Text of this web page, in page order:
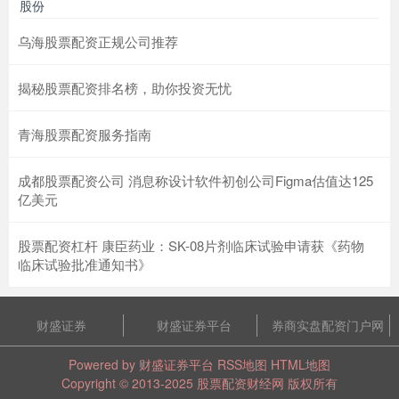
股份
乌海股票配资正规公司推荐
揭秘股票配资排名榜，助你投资无忧
青海股票配资服务指南
成都股票配资公司 消息称设计软件初创公司Figma估值达125
亿美元
股票配资杠杆 康臣药业：SK-08片剂临床试验申请获《药物
临床试验批准通知书》
财盛证券 财盛证券平台 券商实盘配资门户网
Powered by 财盛证券平台 RSS地图 HTML地图
Copyright © 2013-2025 股票配资财经网 版权所有